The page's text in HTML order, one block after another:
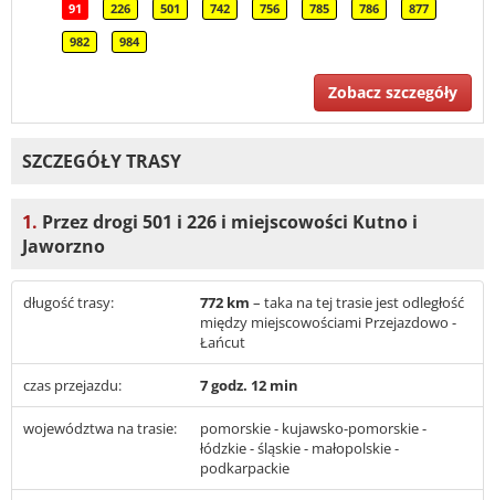
91 226 501 742 756 785 786 877
982 984
Zobacz szczegóły
SZCZEGÓŁY TRASY
1. Przez drogi 501 i 226 i miejscowości Kutno i
Jaworzno
długość trasy: 772 km – taka na tej trasie jest odległość
między miejscowościami Przejazdowo -
Łańcut
czas przejazdu: 7 godz. 12 min
województwa na trasie:
pomorskie - kujawsko-pomorskie -
łódzkie - śląskie - małopolskie -
podkarpackie